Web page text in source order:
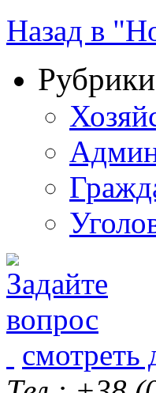
Назад в
Рубрики
смотреть